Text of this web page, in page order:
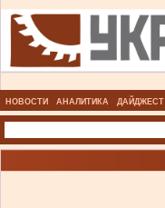
НОВОСТИ АНАЛИТИКА ДАЙДЖЕСТ